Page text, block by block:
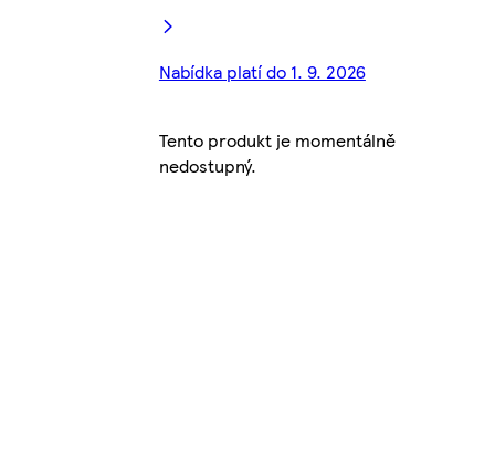
Nabídka platí do 1. 9. 2026
Tento produkt je momentálně
nedostupný.